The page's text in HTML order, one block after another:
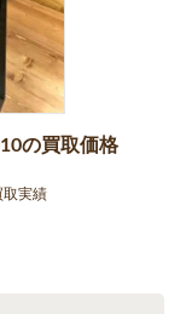
の買取価格
取実績